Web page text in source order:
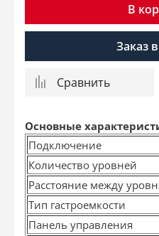
В
Заказ
Сравнить
Основные
Подключение
Количество уровней
Расстояние между
Тип гастроемкости
Панель управления